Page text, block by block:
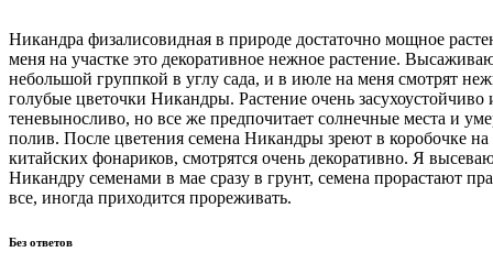
Никандра физалисовидная в природе достаточно мощное
меня на участке это декоративное нежное растение.
небольшой группкой в углу сада, и в июле на меня смотрят
голубые цветочки Никандры. Растение очень засухоустойчиво
теневыносливо, но все же предпочитает солнечные места и
полив. После цветения семена Никандры зреют в коробочке
китайских фонариков, смотрятся очень декоративно. Я
Никандру семенами в мае сразу в грунт, семена прорастают
все, иногда приходится прореживать.
Без ответов